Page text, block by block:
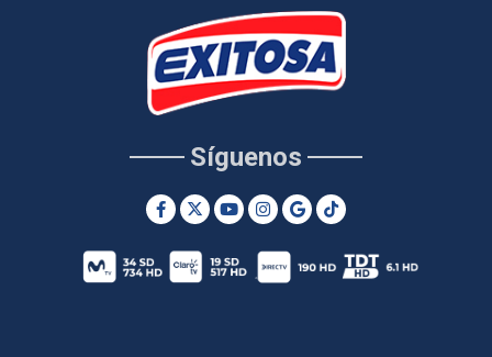
Síguenos